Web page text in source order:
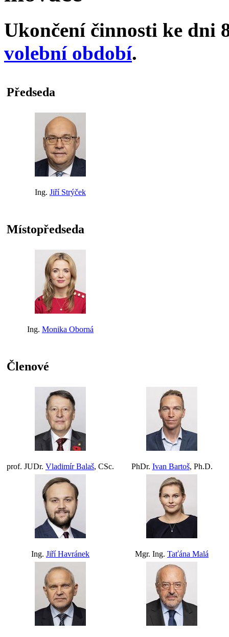
Ukončení činnosti ke dni
volební období.
Předseda
Ing. Jiří Strýček
Místopředseda
Ing. Monika Oborná
Členové
prof. JUDr. Vladimír Balaš, CSc. PhDr. Ivan Bartoš, Ph.D.
Ing. Jiří Havránek Mgr. Ing. Taťána Malá